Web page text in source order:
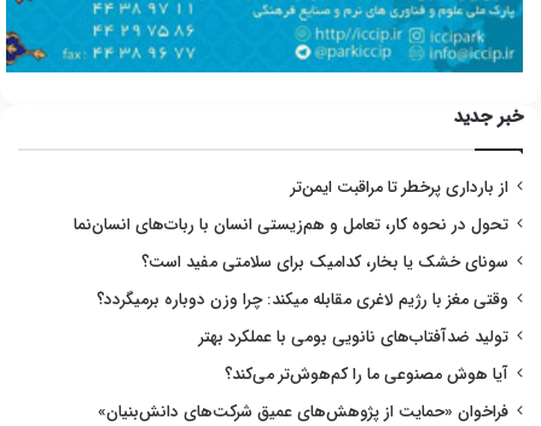
خبر جدید
از بارداری پرخطر تا مراقبت ایمن‌تر
تحول در نحوه کار، تعامل و هم‌زیستی انسان با ربات‌های انسان‌نما
سونای خشک یا بخار، کدامیک برای سلامتی مفید است؟
وقتی مغز با رژیم لاغری مقابله میکند: چرا وزن دوباره برمیگردد؟
تولید ضدآفتاب‌های نانویی بومی با عملکرد بهتر
آیا هوش مصنوعی ما را کم‌هوش‌تر می‌کند؟
فراخوان «حمایت از پژوهش‌های عمیق شرکت‌های دانش‌بنیان»